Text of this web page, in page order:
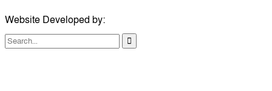
Website Developed by: